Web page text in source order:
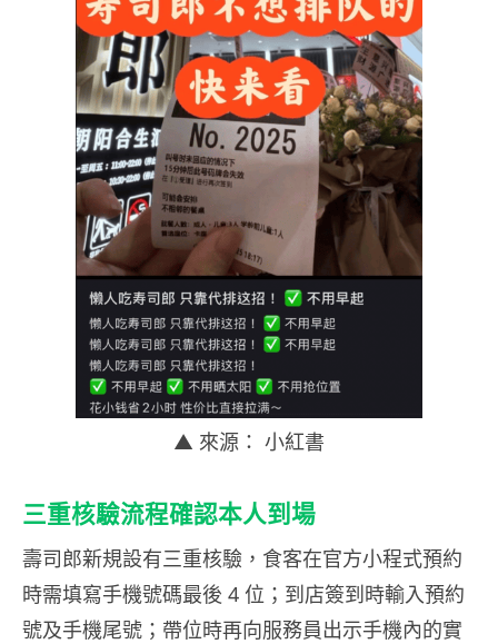
▲ 來源： 小紅書
三重核驗流程確認本人到場
壽司郎新規設有三重核驗，食客在官方小程式預約
時需填寫手機號碼最後 4 位；到店簽到時輸入預約
號及手機尾號；帶位時再向服務員出示手機內的實